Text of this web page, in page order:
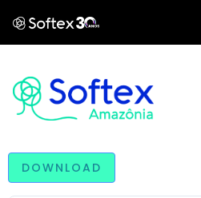
DOWNLOAD